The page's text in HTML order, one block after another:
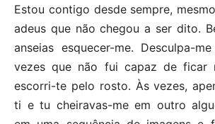
Estou contigo desde sempre,
adeus que não chegou a ser dito.
anseias esquecer-me. Desculpa-
vezes que não fui capaz de ficar
escorri-te pelo rosto. Às vezes,
ti e tu cheiravas-me em outro